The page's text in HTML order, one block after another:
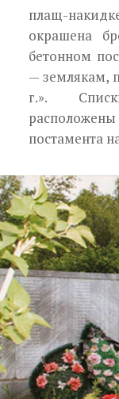
плащ-
окрашена
бетонном
— землякам,
г.».
расположены
постамента